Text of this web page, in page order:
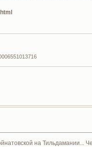
на Тильдамании...